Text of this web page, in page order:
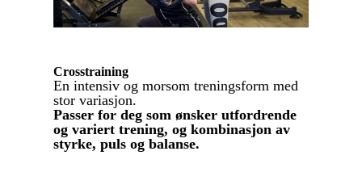
Crosstraining
En intensiv og morsom treningsform med
stor variasjon.
Passer for deg som ønsker utfordrende
og variert trening, og kombinasjon av
styrke, puls og balanse.